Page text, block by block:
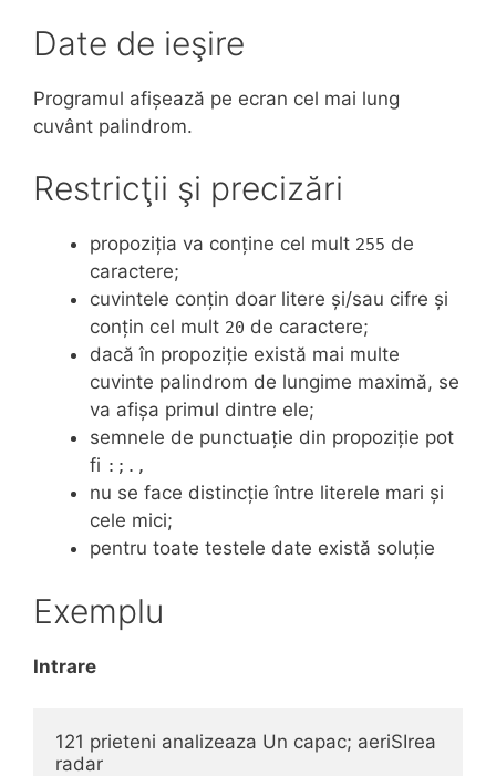
Date de ieşire
Programul afișează pe ecran cel mai lung
cuvânt palindrom.
Restricţii şi precizări
propoziția va conține cel mult 255 de
caractere;
cuvintele conțin doar litere și/sau cifre și
conțin cel mult 20 de caractere;
dacă în propoziție există mai multe
cuvinte palindrom de lungime maximă, se
va afișa primul dintre ele;
semnele de punctuație din propoziție pot
fi :;.,
nu se face distincție între literele mari și
cele mici;
pentru toate testele date există soluție
Exemplu
Intrare
121 prieteni analizeaza Un capac; aeriSIrea
radar